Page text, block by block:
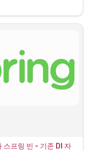
로드된 것을 확인했었다.
프링 빈 - 기존 DI 자